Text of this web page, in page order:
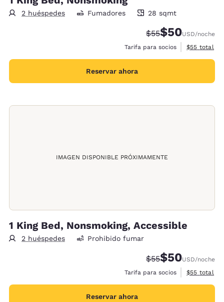
2 huéspedes
28 metros cuadrados
Fumadores 28 sqmt
Precio tachado:
$55Precio con
$50USD/noche
Tarifa para socios
Ver
$55 total
Reservar ahora
IMAGEN DISPONIBLE PRÓXIMAMENTE
1 King Bed, Nonsmoking, Accessible
2 huéspedes Prohibido fumar
Precio tachado:
$55Precio con
$50USD/noche
Tarifa para socios
Ver
$55 total
Reservar ahora